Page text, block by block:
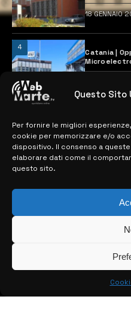
Questo Sito
Per fornire le migliori
cookie per memorizzare e/o
dispositivo. Il consenso a
elaborare dati come il
questo sito.
18 GENNAIO
4
Catania |
previste
MAPPA DEL SITO
> NOTIZIE